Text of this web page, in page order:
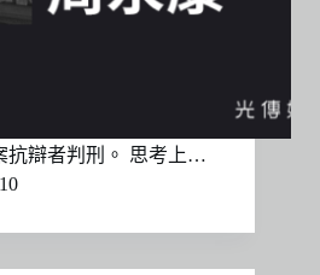
抗辯者判刑。 思考上…